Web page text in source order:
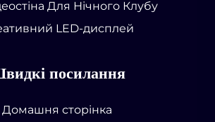
Для Нічного Клубу
LED-дисплей
посилання
Домашня сторінка